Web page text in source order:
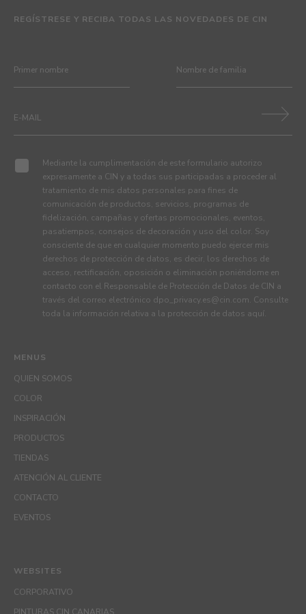
MENUS
QUIEN SOMOS
COLOR
INSPIRACIÓN
PRODUCTOS
TIENDAS
ATENCIÓN AL CLIENTE
CONTACTO
EVENTOS
REGÍSTRESE Y RECIBA TODAS LAS NOVEDADES DE CIN
Mediante la cumplimentación de este formulario autorizo
expresamente a CIN y a todas sus participadas a proceder al
tratamiento de mis datos personales para fines de
comunicación de productos, servicios, programas de
fidelización, campañas y ofertas promocionales, eventos,
pasatiempos, consejos de decoración y uso del color. Soy
consciente de que en cualquier momento puedo ejercer mis
derechos de protección de datos, es decir, los derechos de
acceso, rectificación, oposición o eliminación poniéndome en
contacto con el Responsable de Protección de Datos de CIN a
través del correo electrónico dpo_privacy.es@cin.com. Consulte
toda la información relativa a la protección de datos aquí.
WEBSITES
CORPORATIVO
PINTURAS CIN CANARIAS